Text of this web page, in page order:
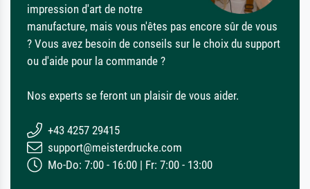
impression d'art de notre
manufacture, mais vous n'êtes pas encore sûr de vous
? Vous avez besoin de conseils sur le choix du support
ou d'aide pour la commande ?
Nos experts se feront un plaisir de vous aider.
+43 4257 29415
support@meisterdrucke.com
Mo-Do: 7:00 - 16:00 | Fr: 7:00 - 13:00